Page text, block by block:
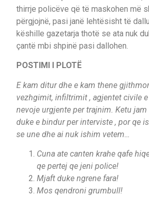
thirrje policëve që të maskohen më
përgjojnë, pasi janë lehtësisht të
këshille gazetarja thotë se ata nuk
çantë mbi shpinë pasi dallohen.
POSTIMI I PLOTË
E kam ditur dhe e kam thene
vezhgimit, infiltrimit , agjentet civile
nevoje urgjente per trajnim. Ketu jam
duke e bindur per interviste , por qe
se une dhe ai nuk ishim vetem…
Cuna ate canten krahe qafe
qe pertej qe jeni police!
Mjaft duke ngrene fara!
Mos qendroni grumbull!